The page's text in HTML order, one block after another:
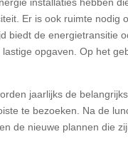
Er is ook ruimte
biedt de energietransitie
opgaven. Op het
jaarlijks de
te bezoeken. Na de
de nieuwe plannen die